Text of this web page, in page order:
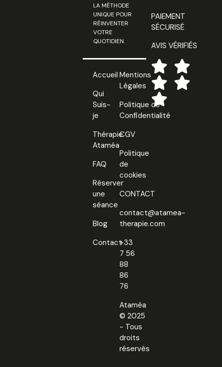
LA MÉTHODE
UNIQUE POUR
RÉINVENTER
VOTRE
QUOTIDIEN.
Accueil
Qui
Suis-
je
Thérapie
Ataméa
FAQ
Réserver
une
séance
Blog
Contact
Mentions
Légales
Politique de
Confidentialité
CGV
Politique
de
cookies
CONTACT
contact@atamea-
therapie.com
+33
7 56
88
86
76
Ataméa
© 2025
- Tous
droits
réservés
PAIEMENT
SÉCURISÉ
AVIS VÉRIFIÉS